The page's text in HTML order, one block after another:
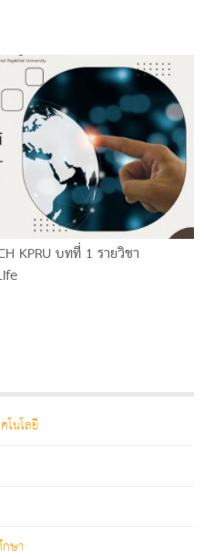
KPRU บทที่ 1 รายวิชา
โนโลยี
ษา